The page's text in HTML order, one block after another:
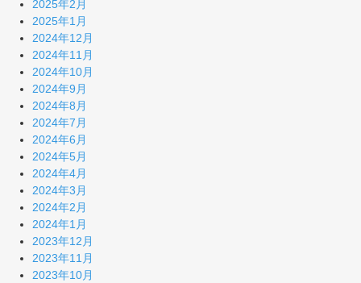
2025年2月
2025年1月
2024年12月
2024年11月
2024年10月
2024年9月
2024年8月
2024年7月
2024年6月
2024年5月
2024年4月
2024年3月
2024年2月
2024年1月
2023年12月
2023年11月
2023年10月